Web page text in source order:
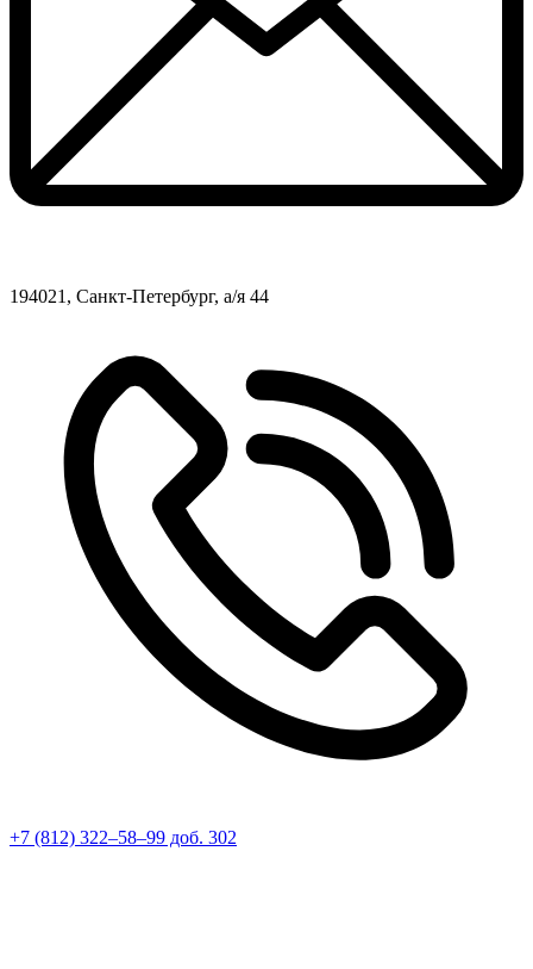
194021, Санкт-Петербург, а/я 44
+7 (812) 322–58–99 доб. 302